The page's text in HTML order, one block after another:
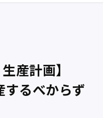
生産計画】
するべからず